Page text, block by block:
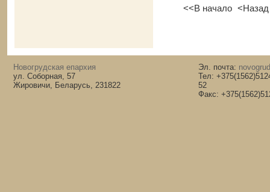
<<В начало <Назад
Новогрудская епархия
ул. Соборная, 57
Жировичи, Беларусь, 231822
Эл. почта:
Тел:
52
Факс: